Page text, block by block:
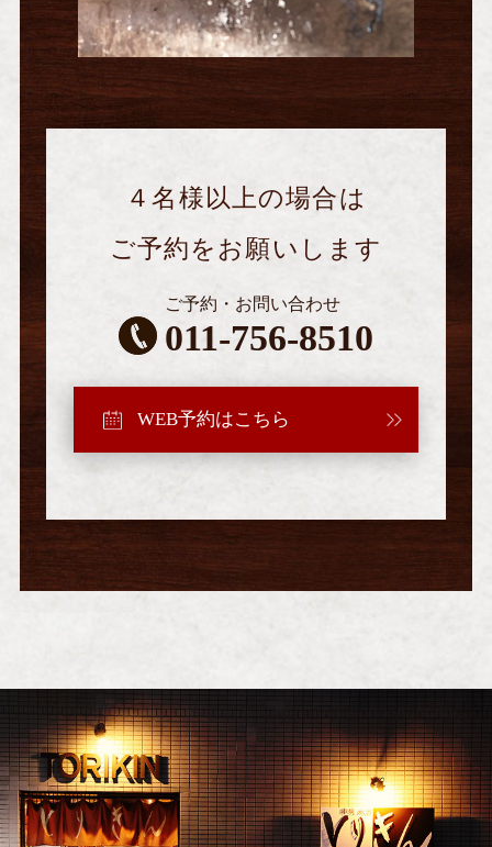
４名様以上の場合は
ご予約をお願いします
ご予約・お問い合わせ
011-756-8510
WEB予約はこちら